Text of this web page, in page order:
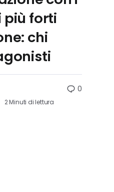
più forti
chi
2 Minuti di lettura
0